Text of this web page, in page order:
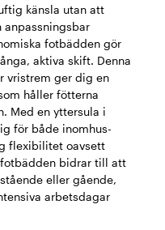
känsla utan att
anpassningsbar
fotbädden gör
aktiva skift. Denna
vristrem ger dig en
håller fötterna
Med en yttersula i
för både inomhus-
flexibilitet oavsett
bidrar till att
eller gående,
arbetsdagar